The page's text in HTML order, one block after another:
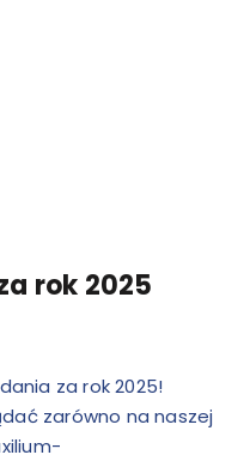
rok 2025
za rok 2025!
zarówno na naszej